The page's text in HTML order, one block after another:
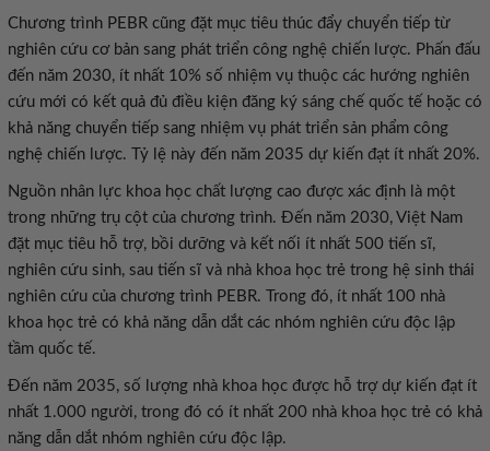
Chương trình PEBR cũng đặt mục tiêu thúc đẩy chuyển tiếp từ
nghiên cứu cơ bản sang phát triển công nghệ chiến lược. Phấn đấu
đến năm 2030, ít nhất 10% số nhiệm vụ thuộc các hướng nghiên
cứu mới có kết quả đủ điều kiện đăng ký sáng chế quốc tế hoặc có
khả năng chuyển tiếp sang nhiệm vụ phát triển sản phẩm công
nghệ chiến lược. Tỷ lệ này đến năm 2035 dự kiến đạt ít nhất 20%.
Nguồn nhân lực khoa học chất lượng cao được xác định là một
trong những trụ cột của chương trình. Đến năm 2030, Việt Nam
đặt mục tiêu hỗ trợ, bồi dưỡng và kết nối ít nhất 500 tiến sĩ,
nghiên cứu sinh, sau tiến sĩ và nhà khoa học trẻ trong hệ sinh thái
nghiên cứu của chương trình PEBR. Trong đó, ít nhất 100 nhà
khoa học trẻ có khả năng dẫn dắt các nhóm nghiên cứu độc lập
tầm quốc tế.
Đến năm 2035, số lượng nhà khoa học được hỗ trợ dự kiến đạt ít
nhất 1.000 người, trong đó có ít nhất 200 nhà khoa học trẻ có khả
năng dẫn dắt nhóm nghiên cứu độc lập.